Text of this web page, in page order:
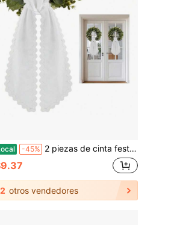
-45% 2 piezas de cinta festoneada para corona de puerta principal, cinta de corona con volantes para jardín, porche, guirnalda, decoración del hogar (blanco)
2 otros vendedores